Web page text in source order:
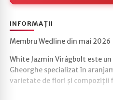
INFORMAȚII
Membru Wedline din mai 2026
White Jazmin Virágbolt este
Gheorghe specializat în
varietate de flori și compoziții